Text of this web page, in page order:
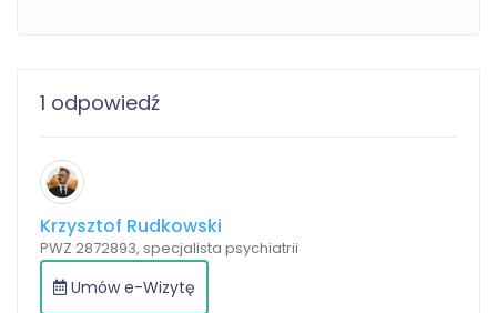
1 odpowiedź
Krzysztof Rudkowski
PWZ 2872893, specjalista psychiatrii
Umów e-Wizytę